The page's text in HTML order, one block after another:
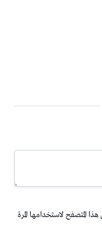
المتصفح لاستخدامها المرة